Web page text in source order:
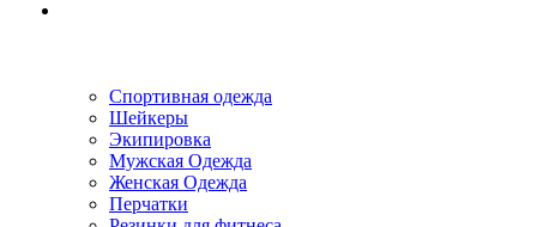
Спортивная одежда
Шейкеры
Экипировка
Мужская Одежда
Женская Одежда
Перчатки